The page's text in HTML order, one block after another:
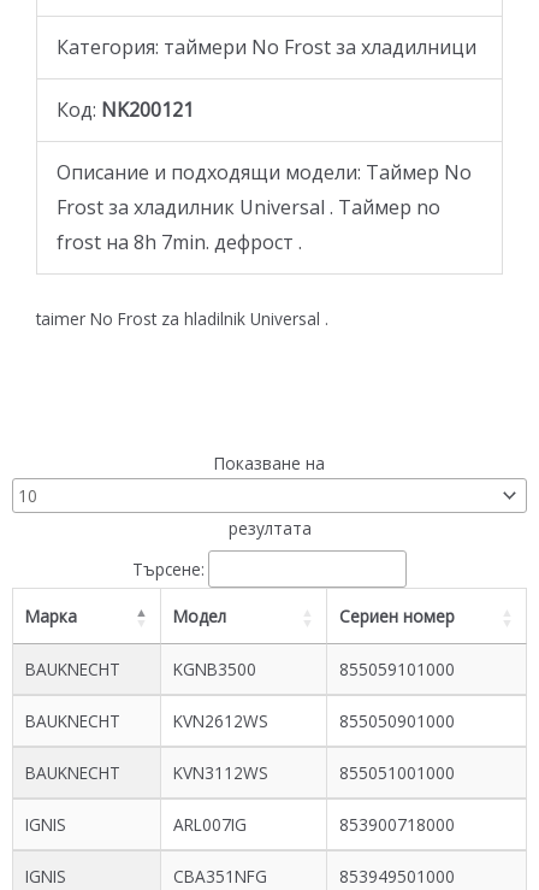
Категория: таймери No Frost за хладилници
Код: NK200121
Описание и подходящи модели: Таймер No
Frost за хладилник Universal . Таймер no
frost на 8h 7min. дефрост .
taimer No Frost za hladilnik Universal .
Показване на
резултата
Търсене:
Марка Модел Сериен номер
BAUKNECHT KGNB3500 855059101000
BAUKNECHT KVN2612WS 855050901000
BAUKNECHT KVN3112WS 855051001000
IGNIS ARL007IG 853900718000
IGNIS CBA351NFG 853949501000